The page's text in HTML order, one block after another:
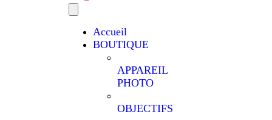
Accueil
BOUTIQUE
APPAREIL
PHOTO
OBJECTIFS